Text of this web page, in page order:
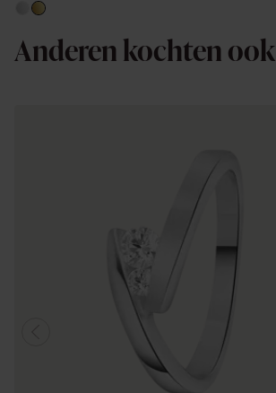
Anderen kochten ook